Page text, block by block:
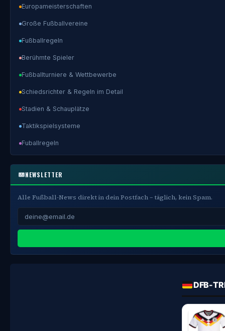
Europameisterschaften
Große Fußballvereine
Fußballregeln
Berühmte Spieler
Fußballturniere & Wettbewerbe
Schiedsrichter & Regeln im Detail
Stadien & Schauplätze
Taktikspielsysteme
Fuballregeln
NEWSLETTER
Alle Fußball-News direkt in dein Postfach – täglich, kein Spam.
DFB-